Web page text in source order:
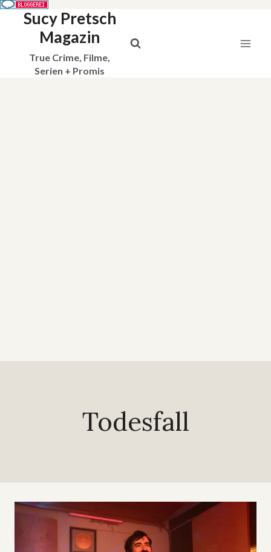
Sucy Pretsch
Magazin
True Crime, Filme,
Serien + Promis
Todesfall